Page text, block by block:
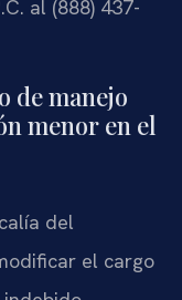
al (888) 437-
de manejo
menor en el
del
el cargo